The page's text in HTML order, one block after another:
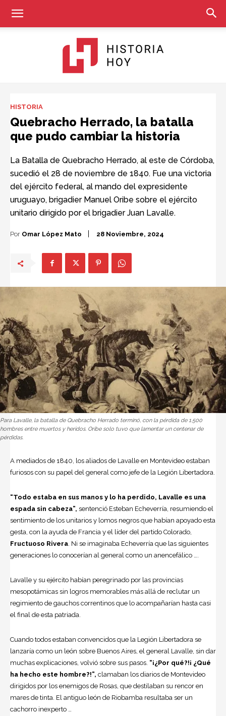
Hoy
HISTORIA
Quebracho Herrado, la batalla
que pudo cambiar la historia
La Batalla de Quebracho Herrado, al este de Córdoba,
sucedió el 28 de noviembre de 1840. Fue una victoria
del ejército federal, al mando del expresidente
uruguayo, brigadier Manuel Oribe sobre el ejército
unitario dirigido por el brigadier Juan Lavalle.
Por Omar López Mato 28 Noviembre, 2024
Para Lavalle, la batalla de Quebracho Herrado terminó, con la pérdida de 1.500
hombres entre muertos y heridos. Oribe solo tuvo que lamentar un centenar de
pérdidas.
A mediados de 1840, los aliados de Lavalle en Montevideo estaban
furiosos con su papel del general como jefe de la Legión Libertadora.
“Todo estaba en sus manos y lo ha perdido, Lavalle es una
espada sin cabeza”, sentenció Esteban Echeverría, resumiendo el
sentimiento de los unitarios y lomos negros que habían apoyado esta
gesta, con la ayuda de Francia y el líder del partido Colorado,
Fructuoso Rivera . Ni se imaginaba Echeverría que las siguientes
generaciones lo conocerían al general como un anencefálico ….
Lavalle y su ejército habían peregrinado por las provincias
mesopotámicas sin logros memorables más allá de reclutar un
regimiento de gauchos correntinos que lo acompañarían hasta casi
el final de esta patriada.
Cuando todos estaban convencidos que la Legión Libertadora se
lanzaría como un león sobre Buenos Aires, el general Lavalle, sin dar
muchas explicaciones, volvió sobre sus pasos. “¡¿Por qué?!¡ ¿Qué
ha hecho este hombre?!”, clamaban los diarios de Montevideo
dirigidos por los enemigos de Rosas, que destilaban su rencor en
mares de tinta. El antiguo león de Riobamba resultaba ser un
cachorro inexperto …